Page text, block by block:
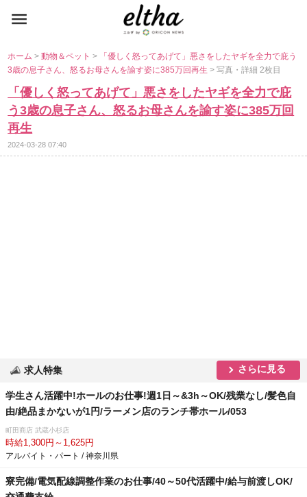
ホーム>動物＆ペット>
「優しく怒ってあげて」悪さをしたヤギを全力で庇う
3歳の息子さん、怒るお母さんを諭す姿に385万回再生> 写真・詳細 2枚目
「優しく怒ってあげて」悪さをしたヤギを全力で庇
う3歳の息子さん、怒るお母さんを諭す姿に385万回
再生
2024-03-28 07:40
求人特集 さらに見る
学生さん活躍中!ホールのお仕事!週1日～&3h～OK/残業なし/髪色自
由/絶品まかないが1円/ラーメン店のランチ帯ホール/053
町田商店 武蔵小杉店
時給1,300円～1,625円
アルバイト・パート / 神奈川県
寮完備/電気配線調整作業のお仕事/40～50代活躍中/給与前渡しOK/